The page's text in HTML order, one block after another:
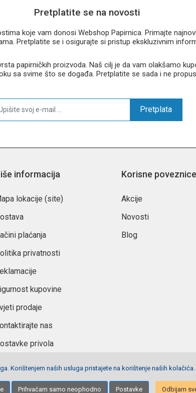
Pretplatite se na novosti
koje vam donosi Webshop Papirnica. Primajte
Pretplatite se i osigurajte si pristup ekskluzivnim
papirničkih proizvoda. Naš cilj je da vam olakšamo
sa svime što se događa. Pretplatite se sada i ne
Pretplata
informacija
lokacije (site)
plaćanja
privatnosti
kupovine
prodaje
nas
privola
Korisne poveznice
Akcije
Novosti
Blog
Net plus d.o.o.
Korištenjem naših usluga pristajete na korištenje naših kolačića.
Prihvaćam samo neophodno Postavke Odbijam